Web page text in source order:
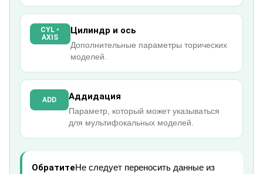
CYL •
AXIS
Цилиндр и ось
Дополнительные параметры торических
моделей.
ADD Аддидация
Параметр, который может указываться
для мультифокальных моделей.
ОбратитеНе следует переносить данные из